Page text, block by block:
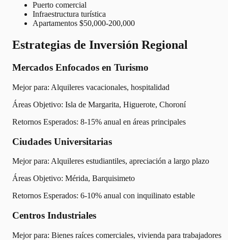
Puerto comercial
Infraestructura turística
Apartamentos $50,000-200,000
Estrategias de Inversión Regional
Mercados Enfocados en Turismo
Mejor para: Alquileres vacacionales, hospitalidad
Áreas Objetivo: Isla de Margarita, Higuerote, Choroní
Retornos Esperados: 8-15% anual en áreas principales
Ciudades Universitarias
Mejor para: Alquileres estudiantiles, apreciación a largo plazo
Áreas Objetivo: Mérida, Barquisimeto
Retornos Esperados: 6-10% anual con inquilinato estable
Centros Industriales
Mejor para: Bienes raíces comerciales, vivienda para trabajadores